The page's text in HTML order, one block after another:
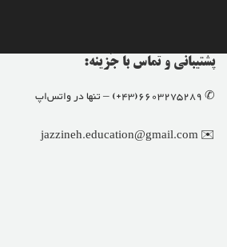
پشتیبانی و تماس با جَزینه:
✆ 6603275289(43+) – تنها در واتس‌اپ
✉️ jazzineh.education@gmail.com